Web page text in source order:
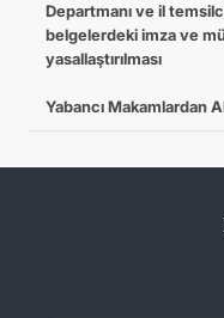
Departmanı ve il
belgelerdeki imza ve
yasallaştırılması
Yabancı Makamlardan